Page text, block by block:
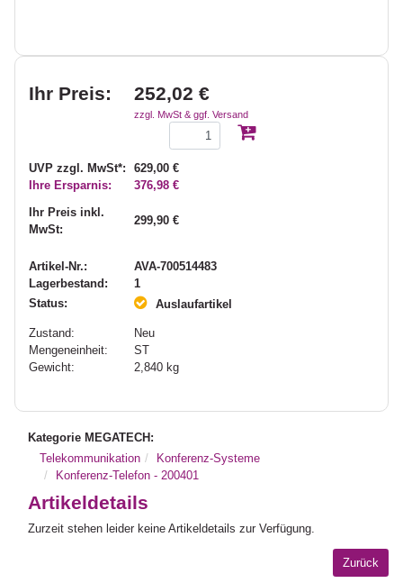
Ihr Preis: 252,02 €
zzgl. MwSt & ggf. Versand
UVP zzgl. MwSt*:
629,00 €
Ihre Ersparnis:
376,98 €
Ihr Preis inkl.
MwSt:
299,90 €
Artikel-Nr.:
AVA-700514483
Lagerbestand:
1
Status:
Auslaufartikel
Zustand:
Neu
Mengeneinheit:
ST
Gewicht:
2,840 kg
Kategorie MEGATECH:
Telekommunikation
Konferenz-Systeme
Konferenz-Telefon - 200401
Artikeldetails
Zurzeit stehen leider keine Artikeldetails zur Verfügung.